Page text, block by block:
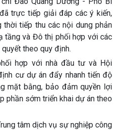
trực tiếp giải đáp các ý kiến,
thời tiếp thu các nội dung phản
tầng và Đô thị phối hợp với các
theo quy định.
hợp với nhà đầu tư và Hội
cư dự án đẩy nhanh tiến độ
mặt bằng, bảo đảm quyền lợi
phần sớm triển khai dự án theo
tâm dịch vụ sự nghiệp công